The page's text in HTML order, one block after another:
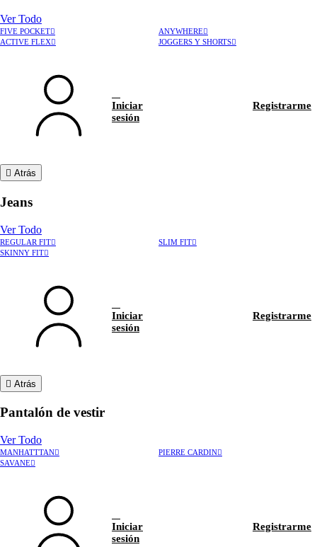
Ver Todo
FIVE POCKET
ANYWHERE
ACTIVE FLEX
JOGGERS Y SHORTS
Iniciar
sesión
Registrarme
Atrás
Jeans
Ver Todo
REGULAR FIT
SLIM FIT
SKINNY FIT
Iniciar
sesión
Registrarme
Atrás
Pantalón de vestir
Ver Todo
MANHATTTAN
PIERRE CARDIN
SAVANE
Iniciar
sesión
Registrarme
Hablar con asesor